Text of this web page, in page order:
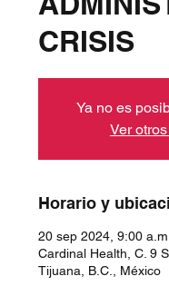
CRISIS
Ya no es
Ver
Horario y
20 sep 2024, 9:00
Cardinal Health, C. 9
Tijuana, B.C., México